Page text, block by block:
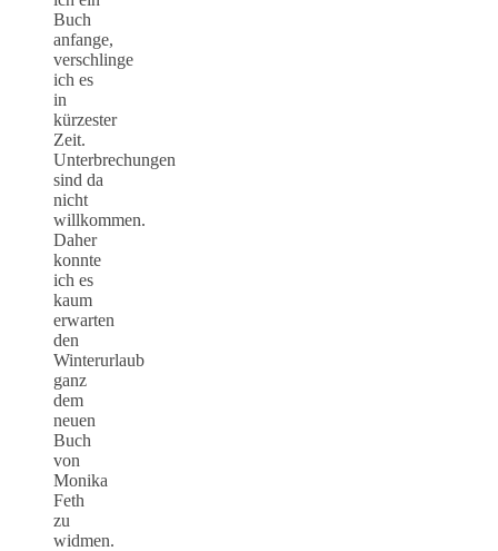
Buch
anfange,
verschlinge
ich es
in
kürzester
Zeit.
Unterbrechungen
sind da
nicht
willkommen.
Daher
konnte
ich es
kaum
erwarten
den
Winterurlaub
ganz
dem
neuen
Buch
von
Monika
Feth
zu
widmen.